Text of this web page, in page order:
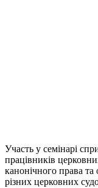
Участь у семінарі
працівників
канонічного права
різних церковних